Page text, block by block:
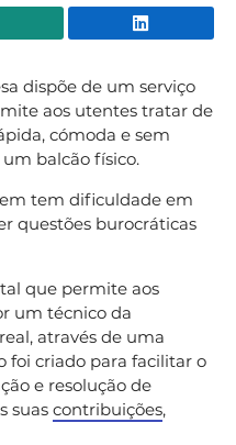
WhatsApp
dispõe de um serviço
aos utentes tratar de
cómoda e sem
balcão físico.
tem dificuldade em
questões burocráticas
que permite aos
um técnico da
através de uma
foi criado para facilitar o
e resolução de
suas contribuições,